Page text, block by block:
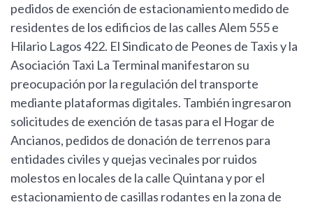
pedidos de exención de estacionamiento medido de
residentes de los edificios de las calles Alem 555 e
Hilario Lagos 422. El Sindicato de Peones de Taxis y la
Asociación Taxi La Terminal manifestaron su
preocupación por la regulación del transporte
mediante plataformas digitales. También ingresaron
solicitudes de exención de tasas para el Hogar de
Ancianos, pedidos de donación de terrenos para
entidades civiles y quejas vecinales por ruidos
molestos en locales de la calle Quintana y por el
estacionamiento de casillas rodantes en la zona de